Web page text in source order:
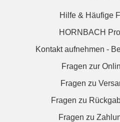
Hilfe & Häufige
HORNBACH
Kontakt aufnehmen -
Fragen zur
Fragen zu
Fragen zu
Fragen zu